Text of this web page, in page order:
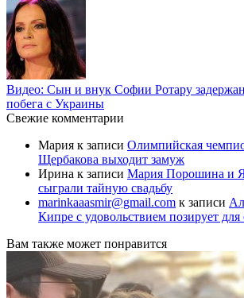
Видео: Сын и внук Софии Ротару
побега с Украины
Свежие комментарии
Мария к записи Олимпийская
Щербакова выходит замуж
Ирина к записи Мария Порошина и
сыграли тайную свадьбу
marinkaaasmir@gmail.com к записи
Кипре с удовольствием позирует для
Вам также может понравится